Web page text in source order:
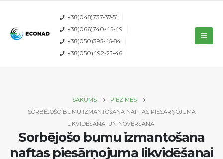
+38(048)737-37-51
+38(066)740-46-49
+38(050)395-45-84
+38(050)492-23-46
SĀKUMS
PIEZĪMES
SORBĒJOŠO BUMU IZMANTOŠANA NAFTAS PIESĀRŅOJUMA
LIKVIDĒŠANAI UN NOVĒRŠANAI
Sorbējošo bumu izmantošana
naftas piesārņojuma likvidēšanai